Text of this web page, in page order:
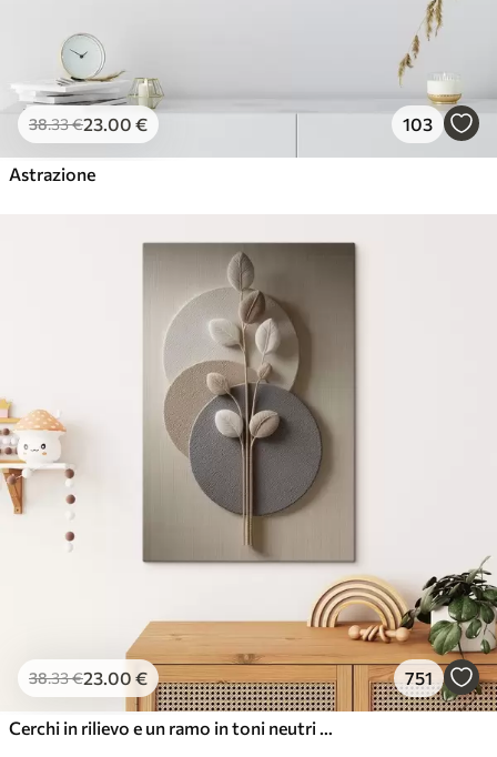
38.33€23.00 € 103
Astrazione
38.33€23.00 € 751
Cerchi in rilievo e un ramo in toni neutri caldi